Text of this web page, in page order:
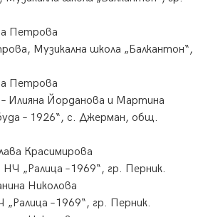
Петрова
Музикална школа „Балкантон“,
Петрова
Илияна Йорданова и Мартина
– 1926“, с. Джерман, общ.
Красимирова
„Ралица –1969“, гр. Перник.
Николова
–1969“, гр. Перник.